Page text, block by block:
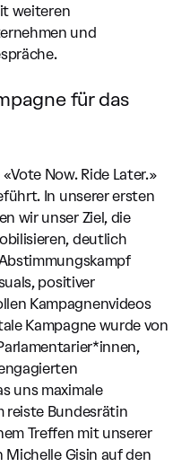
weiteren
und
für das
Now. Ride Later.»
In unserer ersten
wir unser Ziel, die
deutlich
positiver
Kampagnenvideos
Kampagne wurde von
uns maximale
reiste Bundesrätin
Treffen mit unserer
Gisin auf den